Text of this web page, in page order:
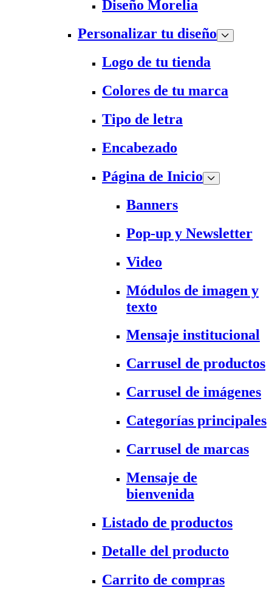
Diseño Morelia
Personalizar tu diseño
Logo de tu tienda
Colores de tu marca
Tipo de letra
Encabezado
Página de Inicio
Banners
Pop-up y Newsletter
Video
Módulos de imagen y
texto
Mensaje institucional
Carrusel de productos
Carrusel de imágenes
Categorías principales
Carrusel de marcas
Mensaje de
bienvenida
Listado de productos
Detalle del producto
Carrito de compras